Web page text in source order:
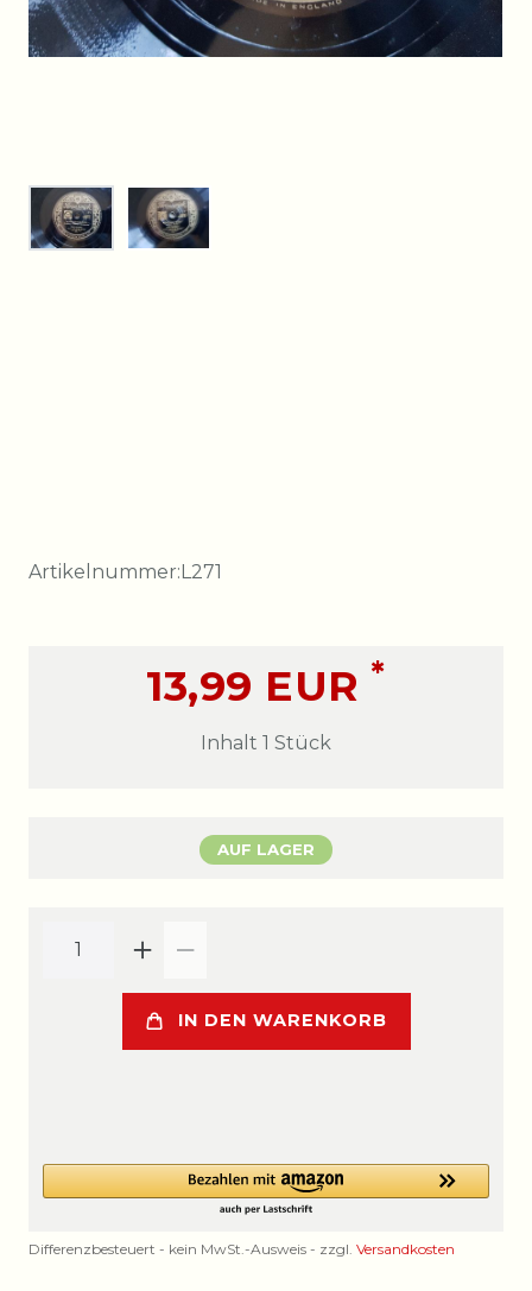
Artikelnummer:L271
13,99 EUR*
Inhalt 1 Stück
AUF LAGER
IN DEN WARENKORB
Differenzbesteuert - kein MwSt.-Ausweis - zzgl. Versandkosten